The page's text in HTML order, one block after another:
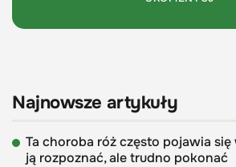
Najnowsze artykuły
Ta choroba róż często pojawia
ją rozpoznać, ale trudno pokonać